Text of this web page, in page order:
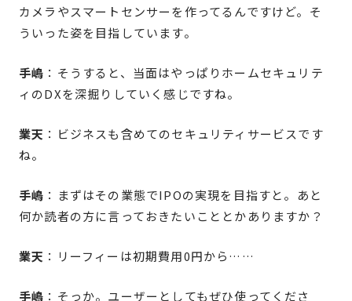
カメラやスマートセンサーを作ってるんですけど。そ
ういった姿を目指しています。
手嶋 ：そうすると、当面はやっぱりホームセキュリテ
ィのDXを深掘りしていく感じですね。
業天 ：ビジネスも含めてのセキュリティサービスです
ね。
手嶋 ：まずはその業態でIPOの実現を目指すと。あと
何か読者の方に言っておきたいこととかありますか？
業天 ：リーフィーは初期費用0円から……
手嶋 ：そっか。ユーザーとしてもぜひ使ってくださ